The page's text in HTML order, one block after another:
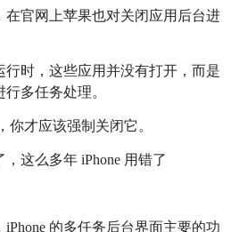
在官网上苹果也对关闭应用后台进
时，这些应用并没有打开，而是
多任务处理。
你才应该强制关闭它。
的多任务后台界面主要的功